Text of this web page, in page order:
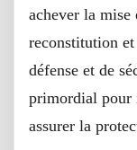
achever la mise
reconstitution
défense et de
primordial pour
assurer la